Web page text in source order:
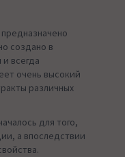
предназначено
создано в
всегда
очень высокий
различных
для того,
а впоследствии